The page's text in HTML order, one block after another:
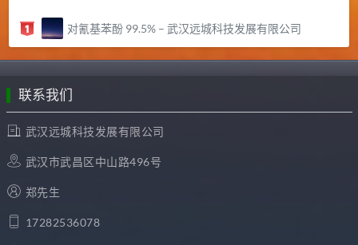
对氰基苯酚 99.5% – 武汉远城科技发展有限公司
联系我们
武汉远城科技发展有限公司
武汉市武昌区中山路496号
郑先生
17282536078